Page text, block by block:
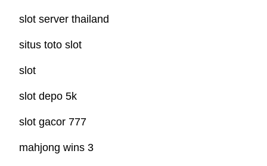
slot server thailand
situs toto slot
slot
slot depo 5k
slot gacor 777
mahjong wins 3